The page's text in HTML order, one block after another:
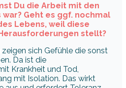
Du die Arbeit mit den
Geht es ggf. nochmal
Lebens, weil diese
stellt?
sich Gefühle die sonst
Da ist die
Krankheit und Tod,
mit Isolation. Das wirkt